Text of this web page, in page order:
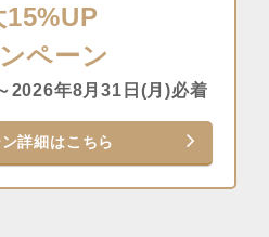
15%UP
ペーン
2026年8月31日(月)必着
詳細はこちら